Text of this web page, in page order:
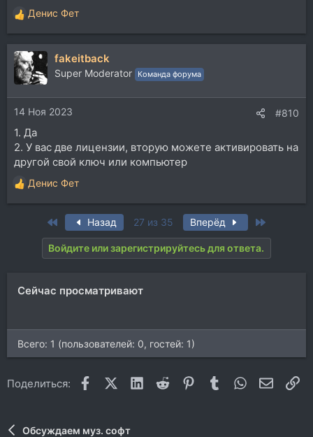
Р
е
а
к
ц
и
и
:
Денис Фет
fakeitback
Super Moderator Команда форума
14 Ноя 2023 #810
1. Да
2. У вас две лицензии, вторую можете активировать на
другой свой ключ или компьютер
Р
е
Денис Фет
First Назад 27 из 35 Вперёд
Войдите или зарегистрируйтесь для ответа.
Сейчас просматривают
Всего: 1 (пользователей: 0, гостей: 1)
Поделиться: FacebookX (Twitter)
LinkedIn
Reddit Pinterest
Tumblr WhatsApp
Обсуждаем муз. софт